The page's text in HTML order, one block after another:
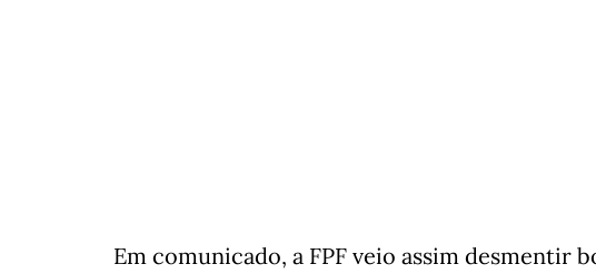
Em comunicado, a FPF veio assim desmentir